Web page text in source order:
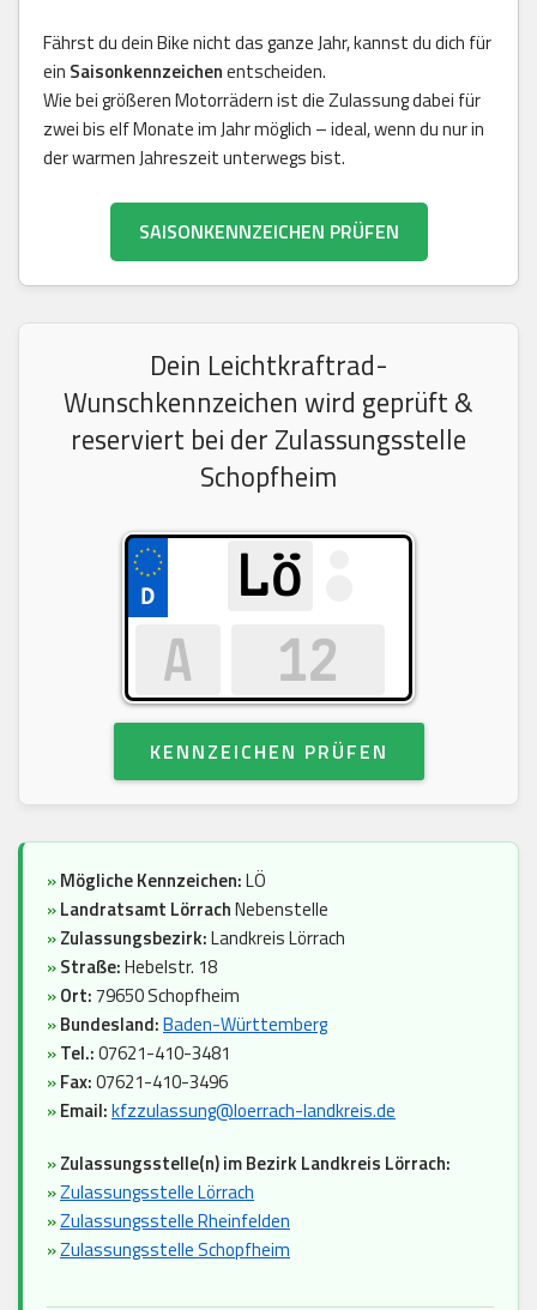
Fährst du dein Bike nicht das ganze Jahr, kannst du dich für
ein Saisonkennzeichenentscheiden.
Wie bei größeren Motorrädern ist die Zulassung dabei für
zwei bis elf Monate im Jahr möglich – ideal, wenn du nur in
der warmen Jahreszeit unterwegs bist.
SAISONKENNZEICHEN PRÜFEN
Dein Leichtkraftrad-
Wunschkennzeichen wird geprüft &
reserviert bei der Zulassungsstelle
Schopfheim
KENNZEICHEN PRÜFEN
»Mögliche Kennzeichen:LÖ
»Landratsamt LörrachNebenstelle
»Zulassungsbezirk:Landkreis Lörrach
»Straße:Hebelstr. 18
»Ort:79650 Schopfheim
»Bundesland:Baden-Württemberg
»Tel.:07621-410-3481
»Fax:07621-410-3496
»Email:kfzzulassung@loerrach-landkreis.de
»Zulassungsstelle(n) im Bezirk Landkreis Lörrach:
»Zulassungsstelle Lörrach
»Zulassungsstelle Rheinfelden
»Zulassungsstelle Schopfheim